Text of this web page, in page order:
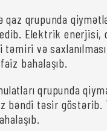
qrupunda
Elektrik enerjisi,
və
bahalaşıb.
qrupunda
bəndi təsir göstərib.